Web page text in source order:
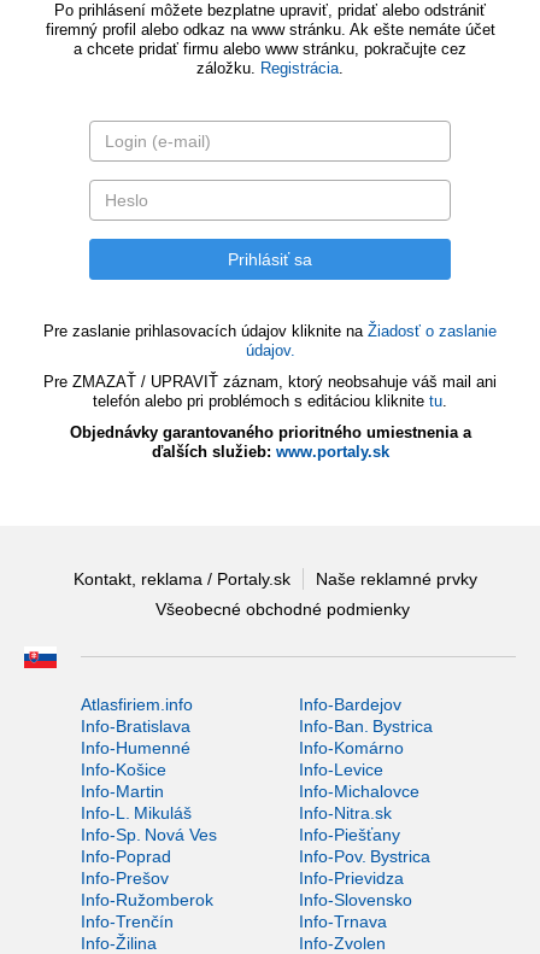
Po prihlásení môžete bezplatne upraviť, pridať alebo odstrániť
firemný profil alebo odkaz na www stránku. Ak ešte nemáte účet
a chcete pridať firmu alebo www stránku, pokračujte cez
záložku. Registrácia.
Pre zaslanie prihlasovacích údajov kliknite na Žiadosť o zaslanie
údajov.
Pre ZMAZAŤ / UPRAVIŤ záznam, ktorý neobsahuje váš mail ani
telefón alebo pri problémoch s editáciou kliknite tu.
Objednávky garantovaného prioritného umiestnenia a
ďalších služieb: www.portaly.sk
Kontakt, reklama / Portaly.sk
Naše reklamné prvky
Všeobecné obchodné podmienky
Atlasfiriem.info
Info-Bardejov
Info-Bratislava
Info-Ban. Bystrica
Info-Humenné
Info-Komárno
Info-Košice
Info-Levice
Info-Martin
Info-Michalovce
Info-L. Mikuláš
Info-Nitra.sk
Info-Sp. Nová Ves
Info-Piešťany
Info-Poprad
Info-Pov. Bystrica
Info-Prešov
Info-Prievidza
Info-Ružomberok
Info-Slovensko
Info-Trenčín
Info-Trnava
Info-Žilina
Info-Zvolen